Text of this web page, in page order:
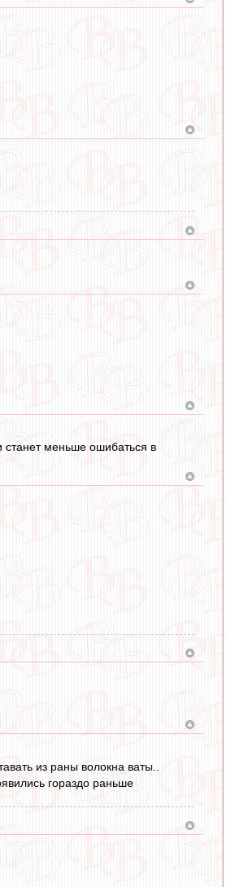
станет меньше ошибаться в
из раны волокна ваты..
гораздо раньше